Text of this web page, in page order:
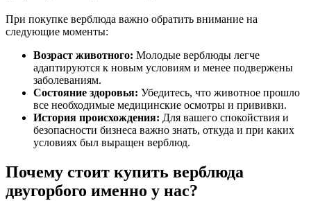
При покупке верблюда важно обратить внимание на
следующие моменты:
Возраст животного: Молодые верблюды легче
адаптируются к новым условиям и менее подвержены
заболеваниям.
Состояние здоровья: Убедитесь, что животное прошло
все необходимые медицинские осмотры и прививки.
История происхождения: Для вашего спокойствия и
безопасности бизнеса важно знать, откуда и при каких
условиях был выращен верблюд.
Почему стоит купить верблюда
двугорбого именно у нас?